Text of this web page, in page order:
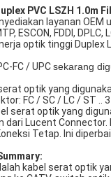
PVC LSZH 1.0m
layanan OEM
ESCON, FDDI,
optik tinggi
FC / UPCsekarang
optik yang
FC / SC / LC / ST ..
serat optik yang
dari Lucent
Tetap. Ini
kabel serat optik